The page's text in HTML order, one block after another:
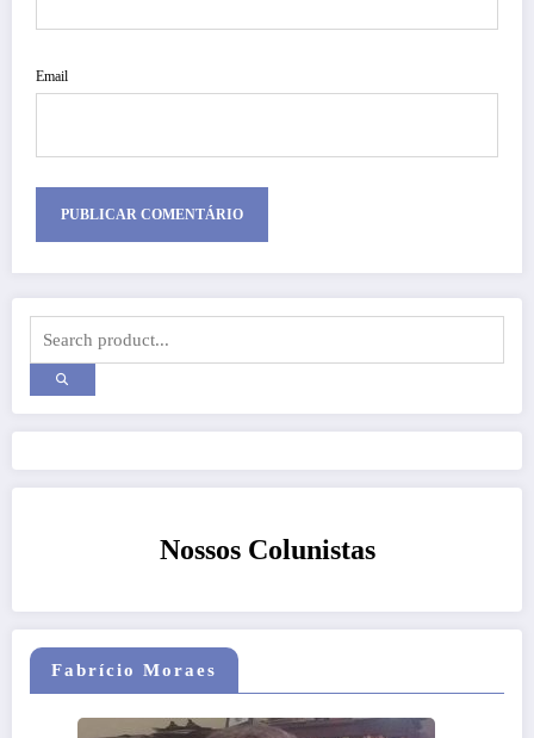
Email
Nossos Colunistas
Fabrício Moraes